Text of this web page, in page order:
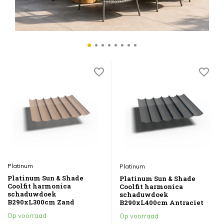
Platinum
Platinum Sun & Shade
Coolfit harmonica
schaduwdoek
B290xL300cm Zand
Op voorraad
Platinum
Platinum Sun & Shade
Coolfit harmonica
schaduwdoek
B290xL400cm Antraciet
Op voorraad